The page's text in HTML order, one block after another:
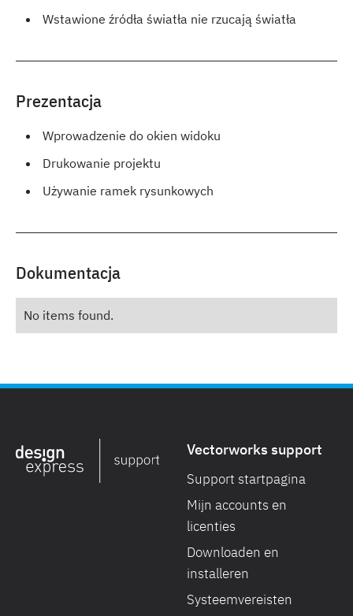
Wstawione źródła światła nie rzucają światła
Prezentacja
Wprowadzenie do okien widoku
Drukowanie projektu
Używanie ramek rysunkowych
Dokumentacja
No items found.
Vectorworks support
Support startpagina
Mijn accounts en
licenties
Downloaden en
installeren
Systeemvereisten